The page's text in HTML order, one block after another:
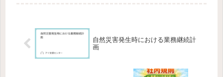
自然災害発生時における業務継続計
画